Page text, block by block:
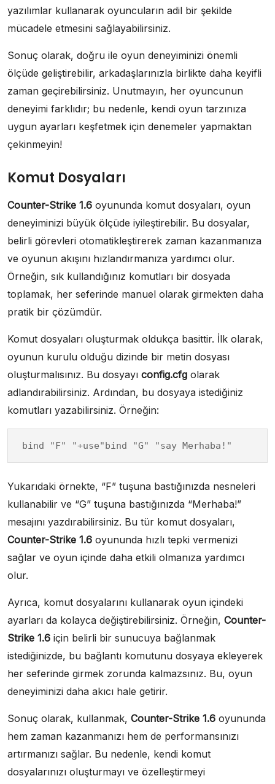
yazılımlar kullanarak oyuncuların adil bir şekilde
mücadele etmesini sağlayabilirsiniz.
Sonuç olarak, doğru ile oyun deneyiminizi önemli
ölçüde geliştirebilir, arkadaşlarınızla birlikte daha keyifli
zaman geçirebilirsiniz. Unutmayın, her oyuncunun
deneyimi farklıdır; bu nedenle, kendi oyun tarzınıza
uygun ayarları keşfetmek için denemeler yapmaktan
çekinmeyin!
Komut Dosyaları
Counter-Strike 1.6 oyununda komut dosyaları, oyun
deneyiminizi büyük ölçüde iyileştirebilir. Bu dosyalar,
belirli görevleri otomatikleştirerek zaman kazanmanıza
ve oyunun akışını hızlandırmanıza yardımcı olur.
Örneğin, sık kullandığınız komutları bir dosyada
toplamak, her seferinde manuel olarak girmekten daha
pratik bir çözümdür.
Komut dosyaları oluşturmak oldukça basittir. İlk olarak,
oyunun kurulu olduğu dizinde bir metin dosyası
oluşturmalısınız. Bu dosyayı config.cfg olarak
adlandırabilirsiniz. Ardından, bu dosyaya istediğiniz
komutları yazabilirsiniz. Örneğin:
bind "F" "+use"bind "G" "say Merhaba!"
Yukarıdaki örnekte, “F” tuşuna bastığınızda nesneleri
kullanabilir ve “G” tuşuna bastığınızda “Merhaba!”
mesajını yazdırabilirsiniz. Bu tür komut dosyaları,
Counter-Strike 1.6 oyununda hızlı tepki vermenizi
sağlar ve oyun içinde daha etkili olmanıza yardımcı
olur.
Ayrıca, komut dosyalarını kullanarak oyun içindeki
ayarları da kolayca değiştirebilirsiniz. Örneğin, Counter-
Strike 1.6 için belirli bir sunucuya bağlanmak
istediğinizde, bu bağlantı komutunu dosyaya ekleyerek
her seferinde girmek zorunda kalmazsınız. Bu, oyun
deneyiminizi daha akıcı hale getirir.
Sonuç olarak, kullanmak, Counter-Strike 1.6 oyununda
hem zaman kazanmanızı hem de performansınızı
artırmanızı sağlar. Bu nedenle, kendi komut
dosyalarınızı oluşturmayı ve özelleştirmeyi